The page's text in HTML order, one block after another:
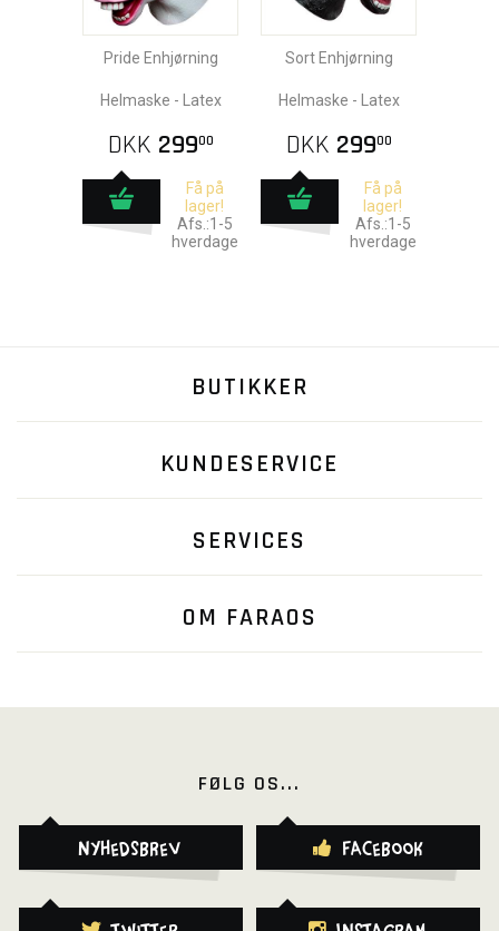
Pride Enhjørning
Helmaske - Latex
DKK 29900
Få på
lager!
Afs.:1-5
hverdage
Sort Enhjørning
Helmaske - Latex
DKK 29900
Få på
lager!
Afs.:1-5
hverdage
BUTIKKER
KUNDESERVICE
SERVICES
OM FARAOS
FØLG OS...
Nyhedsbrev Facebook